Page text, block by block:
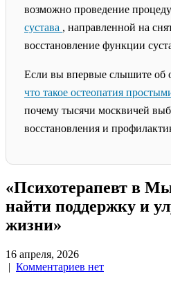
возможно проведение
сустава , направленной на
восстановление функции
Если вы впервые слышите об
что такое остеопатия
почему тысячи москвичей
восстановления и
«Психотерапевт в
найти поддержку и
жизни»
16 апреля, 2026
| Комментариев нет